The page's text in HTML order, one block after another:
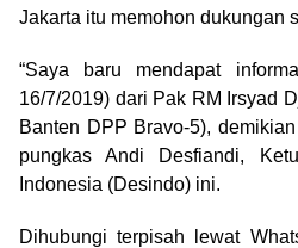
Jakarta itu memohon dukungan
“Saya baru mendapat
16/7/2019) dari Pak RM Irsyad
Banten DPP Bravo-5),
pungkas Andi Desfiandi,
Indonesia (Desindo) ini.
Dihubungi terpisah lewat